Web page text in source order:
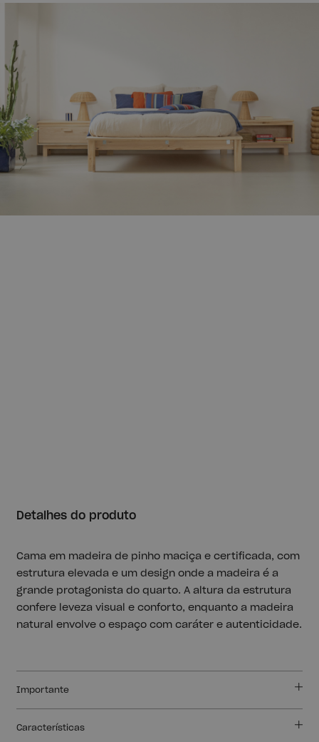
Detalhes do produto
Cama em madeira de pinho maciça e certificada, com
estrutura elevada e um design onde a madeira é a
grande protagonista do quarto. A altura da estrutura
confere leveza visual e conforto, enquanto a madeira
natural envolve o espaço com caráter e autenticidade.
Importante
Características